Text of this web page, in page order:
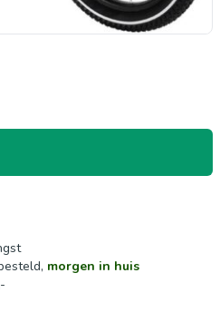
morgen in huis